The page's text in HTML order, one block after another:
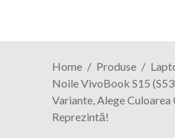
Home Produse
Noile VivoBook S15
Variante, Alege Culoarea
Reprezintă!